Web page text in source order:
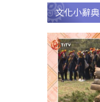
文化小辭典